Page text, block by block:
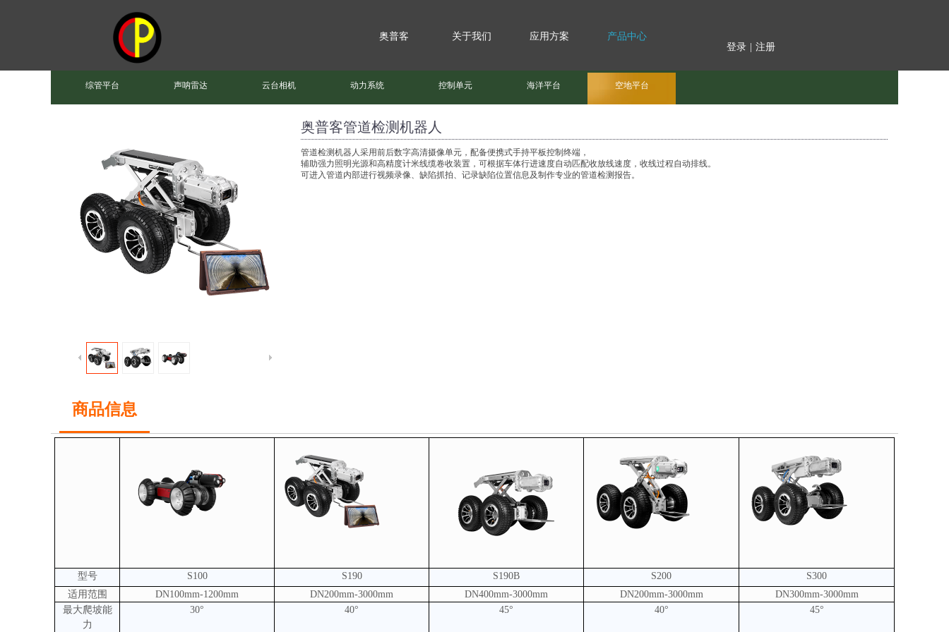
综管平台 声呐雷达 云台相机 动力系统 控制单元 海洋平台 空地平台
奥普客管道检测机器人
管道检测机器人采用前后数字高清摄像单元，配备便携式手持平板控制终端，
辅助强力照明光源和高精度计米线缆卷收装置，可根据车体行进速度自动匹配收放线速度，收线过程自动排线。
可进入管道内部进行视频录像、缺陷抓拍、记录缺陷位置信息及制作专业的管道检测报告。
商品信息
型号 S100 S190 S190B S200
S300
适用范围
DN100mm-1200mm DN200mm-3000mm DN400mm-3000mm DN200mm-3000mm
DN300mm-3000mm
最大爬坡能
力
30° 40° 45° 40° 45°
登录 注册
奥普客 关于我们 应用方案 产品中心